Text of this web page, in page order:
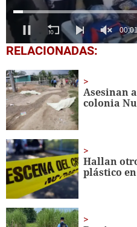
0
seconds
47
seconds
RELACIONADAS:
Asesinan
colonia
Hallan
plástico